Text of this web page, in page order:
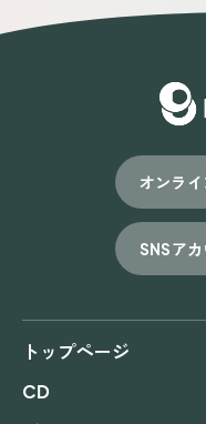
オンラ
SNSア
トップページ
CD